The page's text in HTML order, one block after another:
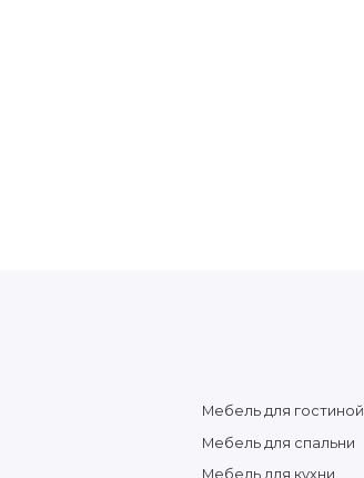
Мебель для гостиной
Мебель для спальни
Мебель для кухни